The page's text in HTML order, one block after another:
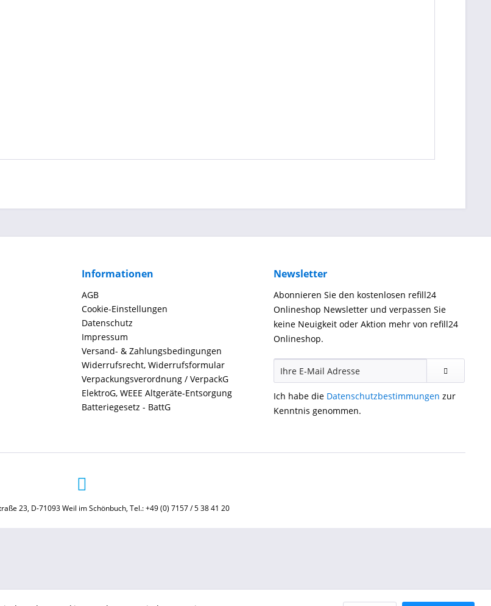
Informationen
AGB
Cookie-Einstellungen
Datenschutz
Impressum
Versand- & Zahlungsbedingungen
Widerrufsrecht, Widerrufsformular
Verpackungsverordnung / VerpackG
ElektroG, WEEE Altgeräte-Entsorgung
Batteriegesetz - BattG
Newsletter
Abonnieren Sie den kostenlosen refill24
Onlineshop Newsletter und verpassen Sie
keine Neuigkeit oder Aktion mehr von refill24
Onlineshop.
Ich habe die Datenschutzbestimmungen zur
Kenntnis genommen.
23, D-71093 Weil im Schönbuch, Tel.: +49 (0) 7157 / 5 38 41 20